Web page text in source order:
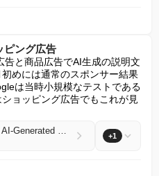
ピング広告
と商品広告でAI生成の説明文
めには通常のスポンサー結果
は当時小規模なテストである
ョッピング広告でもこれが見
Google Shopping Ads With AI-Generated Descriptions +1